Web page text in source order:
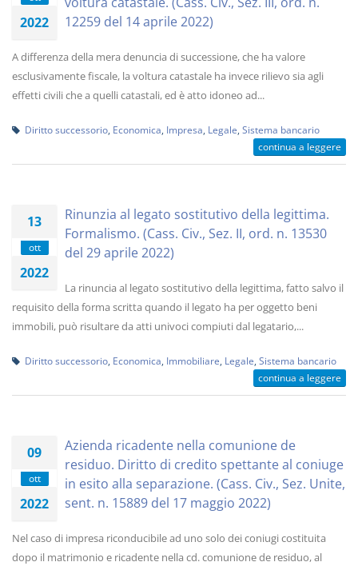
2022
12259 del 14 aprile 2022)
A differenza della mera denuncia di successione, che ha valore
esclusivamente fiscale, la voltura catastale ha invece rilievo sia agli
effetti civili che a quelli catastali, ed è atto idoneo ad...
Diritto successorio Economica Impresa Legale Sistema bancario
continua a leggere
13
ott
2022
Rinunzia al legato sostitutivo della legittima.
Formalismo. (Cass. Civ., Sez. II, ord. n. 13530
del 29 aprile 2022)
La rinuncia al legato sostitutivo della legittima, fatto salvo il
requisito della forma scritta quando il legato ha per oggetto beni
immobili, può risultare da atti univoci compiuti dal legatario,...
Diritto successorio Economica Immobiliare Legale Sistema bancario
continua a leggere
09
ott
2022
Azienda ricadente nella comunione de
residuo. Diritto di credito spettante al coniuge
in esito alla separazione. (Cass. Civ., Sez. Unite,
sent. n. 15889 del 17 maggio 2022)
Nel caso di impresa riconducibile ad uno solo dei coniugi costituita
dopo il matrimonio e ricadente nella cd. comunione de residuo, al